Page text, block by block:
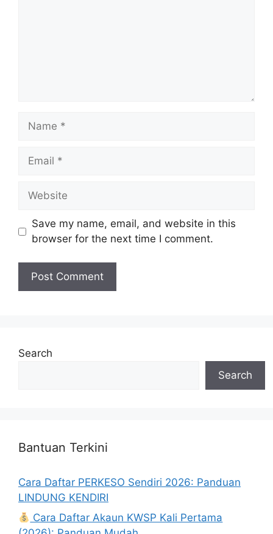
Name
Email
Website
Save my name, email, and website in this
browser for the next time I comment.
Search
Search
Bantuan Terkini
Cara Daftar PERKESO Sendiri 2026: Panduan
LINDUNG KENDIRI
Cara Daftar Akaun KWSP Kali Pertama